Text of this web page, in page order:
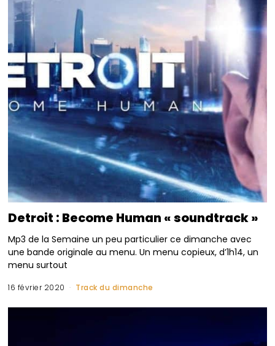
Detroit : Become Human « soundtrack »
Mp3 de la Semaine un peu particulier ce dimanche avec
une bande originale au menu. Un menu copieux, d’1h14, un
menu surtout
16 février 2020 Track du dimanche